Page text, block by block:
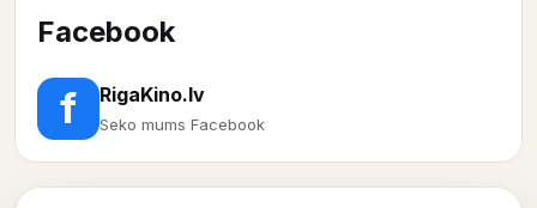
Facebook
f RigaKino.lv
Seko mums Facebook